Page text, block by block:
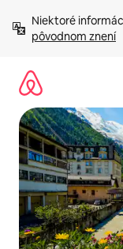
obsah.
Niektoré
pôvodnom znení